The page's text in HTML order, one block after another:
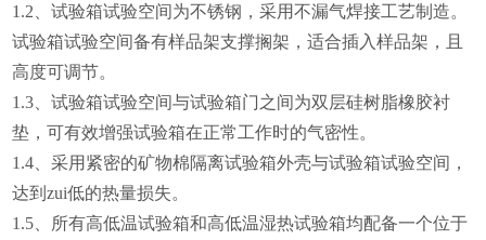
1.2、试验箱试验空间为不锈钢，采用不漏气焊接工艺制造。
试验箱试验空间备有样品架支撑搁架，适合插入样品架，且
高度可调节。
1.3、试验箱试验空间与试验箱门之间为双层硅树脂橡胶衬
垫，可有效增强试验箱在正常工作时的气密性。
1.4、采用紧密的矿物棉隔离试验箱外壳与试验箱试验空间，
达到zui低的热量损失。
1.5、所有高低温试验箱和高低温湿热试验箱均配备一个位于